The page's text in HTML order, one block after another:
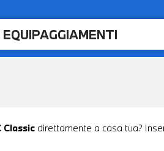
Classic direttamente a casa tua?